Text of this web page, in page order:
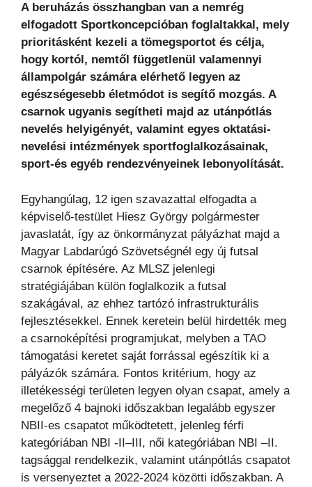
A beruházás összhangban van a nemrég
elfogadott Sportkoncepcióban foglaltakkal, mely
prioritásként kezeli a tömegsportot és célja,
hogy kortól, nemtől függetlenül valamennyi
állampolgár számára elérhető legyen az
egészségesebb életmódot is segítő mozgás. A
csarnok ugyanis segítheti majd az utánpótlás
nevelés helyigényét, valamint egyes oktatási-
nevelési intézmények sportfoglalkozásainak,
sport-és egyéb rendezvényeinek lebonyolítását.
Egyhangúlag, 12 igen szavazattal elfogadta a
képviselő-testület Hiesz György polgármester
javaslatát, így az önkormányzat pályázhat majd a
Magyar Labdarúgó Szövetségnél egy új futsal
csarnok építésére. Az MLSZ jelenlegi
stratégiájában külön foglalkozik a futsal
szakágával, az ehhez tartózó infrastrukturális
fejlesztésekkel. Ennek keretein belül hirdették meg
a csarnoképítési programjukat, melyben a TAO
támogatási keretet saját forrással egészítik ki a
pályázók számára. Fontos kritérium, hogy az
illetékességi területen legyen olyan csapat, amely a
megelőző 4 bajnoki időszakban legalább egyszer
NBII-es csapatot működtetett, jelenleg férfi
kategóriában NBI -II–III, női kategóriában NBI –II.
tagsággal rendelkezik, valamint utánpótlás csapatot
is versenyeztet a 2022-2024 közötti időszakban. A